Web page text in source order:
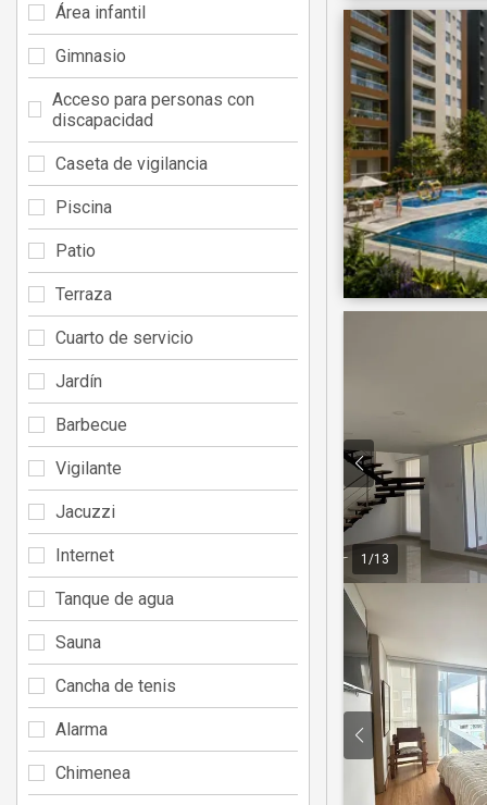
1 /13
Área infantil
Gimnasio
Acceso para personas con
discapacidad
Caseta de vigilancia
Piscina
Patio
Terraza
Cuarto de servicio
Jardín
Barbecue
Vigilante
Jacuzzi
Internet
Tanque de agua
Sauna
Cancha de tenis
Alarma
Chimenea